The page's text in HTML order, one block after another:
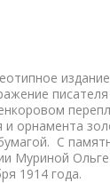
и орнамента
С
Муриной
1914 года.